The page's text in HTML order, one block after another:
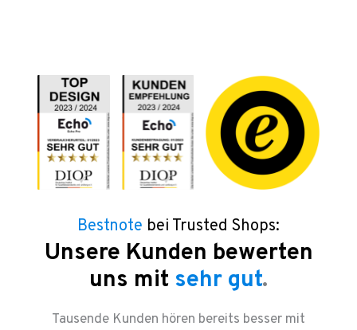
Bestnote bei Trusted Shops:
Unsere Kunden bewerten
uns mit sehr gut.
Tausende Kunden hören bereits besser mit